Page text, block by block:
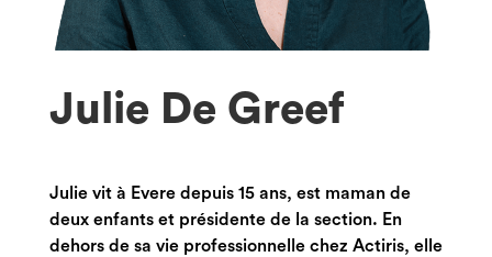
Julie De Greef
Julie vit à Evere depuis 15 ans, est maman de
deux enfants et présidente de la section. En
dehors de sa vie professionnelle chez Actiris, elle